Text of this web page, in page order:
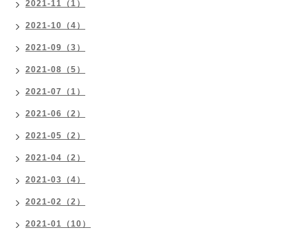
2021-11（1）
2021-10（4）
2021-09（3）
2021-08（5）
2021-07（1）
2021-06（2）
2021-05（2）
2021-04（2）
2021-03（4）
2021-02（2）
2021-01（10）